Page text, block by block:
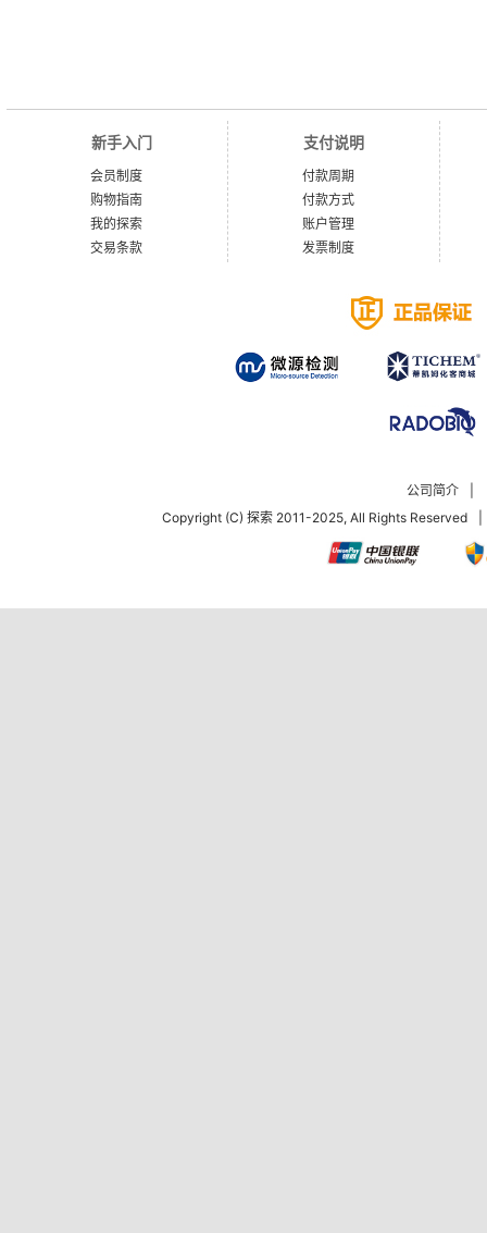
新手入门
会员制度
购物指南
我的探索
交易条款
支付说明
付款周期
付款方式
账户管理
发票制度
公司简介
Copyright (C) 探索 2011-2025, All Rights Reserved